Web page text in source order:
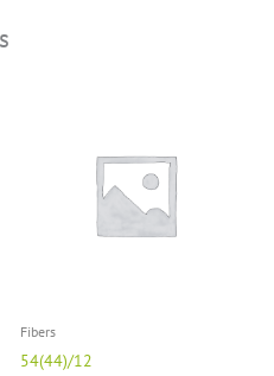
Fibers
54(44)/12